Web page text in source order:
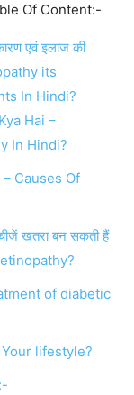
Of Content:-
एवं इलाज की
its
In Hindi?
Hai –
In Hindi?
Causes Of
खतरा बन सकती हैं
of diabetic
Your lifestyle?